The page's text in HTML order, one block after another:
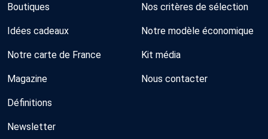
Boutiques
Idées cadeaux
Notre carte de France
Magazine
Définitions
Newsletter
Nos critères de sélection
Notre modèle économique
Kit média
Nous contacter